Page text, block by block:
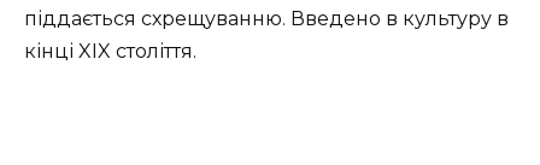
піддається схрещуванню. Введено в культуру в
кінці XIX століття.